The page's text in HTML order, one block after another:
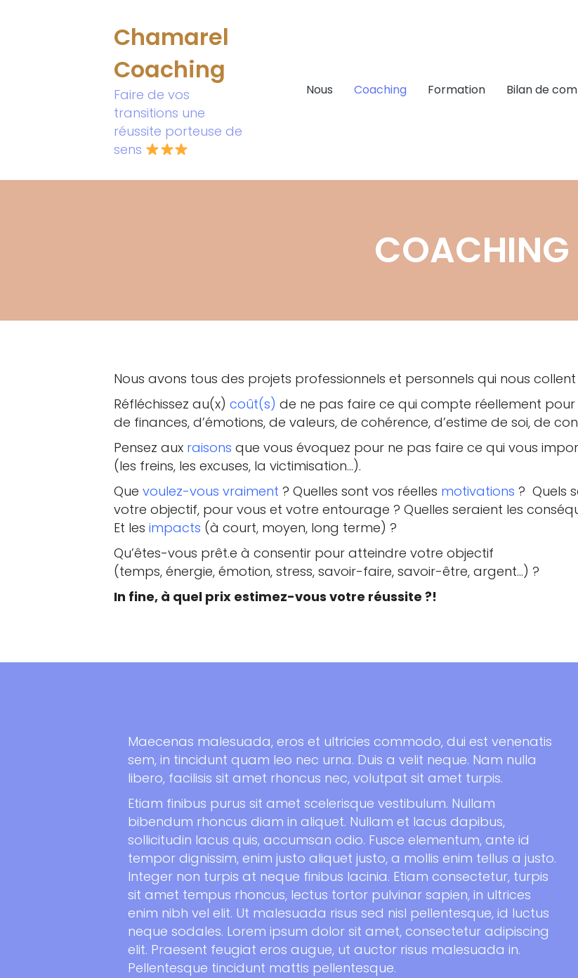
Chamarel
Coaching
Faire de vos
transitions une
réussite porteuse de
sens
Nous Coaching Formation Bilan de
COACHING
Nous avons tous des projets professionnels et personnels qui nous
Réfléchissez au(x) coût(s) de ne pas faire ce qui compte réellement pour
de finances, d’émotions, de valeurs, de cohérence, d’estime de soi, de
Pensez aux raisons que vous évoquez pour ne pas faire ce qui vous
(les freins, les excuses, la victimisation…).
Que voulez-vous vraiment ? Quelles sont vos réelles motivations ? Quels
votre objectif, pour vous et votre entourage ? Quelles seraient les
Et les impacts (à court, moyen, long terme) ?
Qu’êtes-vous prêt.e à consentir pour atteindre votre objectif
(temps, énergie, émotion, stress, savoir-faire, savoir-être, argent…) ?
In fine, à quel prix estimez-vous votre réussite ?!
Maecenas malesuada, eros et ultricies commodo, dui est venenatis
sem, in tincidunt quam leo nec urna. Duis a velit neque. Nam nulla
libero, facilisis sit amet rhoncus nec, volutpat sit amet turpis.
Etiam finibus purus sit amet scelerisque vestibulum. Nullam
bibendum rhoncus diam in aliquet. Nullam et lacus dapibus,
sollicitudin lacus quis, accumsan odio. Fusce elementum, ante id
tempor dignissim, enim justo aliquet justo, a mollis enim tellus a justo.
Integer non turpis at neque finibus lacinia. Etiam consectetur, turpis
sit amet tempus rhoncus, lectus tortor pulvinar sapien, in ultrices
enim nibh vel elit. Ut malesuada risus sed nisl pellentesque, id luctus
neque sodales. Lorem ipsum dolor sit amet, consectetur adipiscing
elit. Praesent feugiat eros augue, ut auctor risus malesuada in.
Pellentesque tincidunt mattis pellentesque.